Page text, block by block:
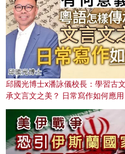
邱國光博士x潘詠儀校長：學習古
承文言文之美？ 日常寫作如何應用